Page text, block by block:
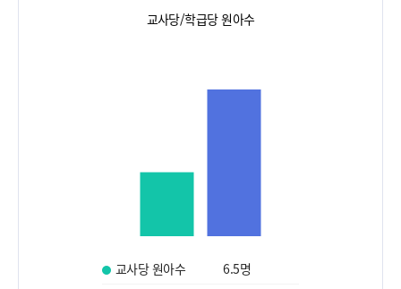
교사당/학급당 원아수
교사당 원아수 6.5명